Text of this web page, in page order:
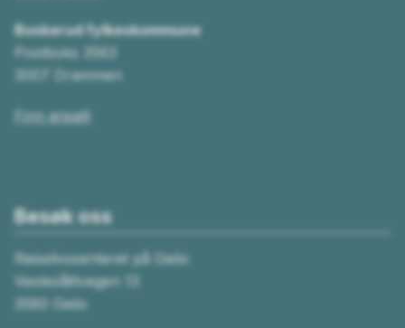
Buskerud fylkeskommune
Postboks 3563
3007 Drammen
Finn ansatt
Besøk oss
Reiselivssenteret på Geilo
Vesleslåttvegen 13
3580 Geilo